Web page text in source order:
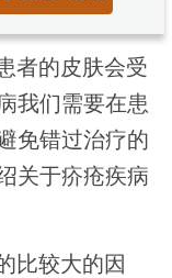
者的皮肤会受
我们需要在患
免错过治疗的
关于疥疮疾病
比较大的因